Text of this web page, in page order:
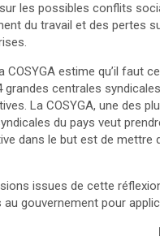
les possibles conflits
du travail et des pertes
COSYGA estime qu’il faut
grandes centrales
La COSYGA, une des
du pays veut
dans le but est de mettre
issues de cette
gouvernement pour